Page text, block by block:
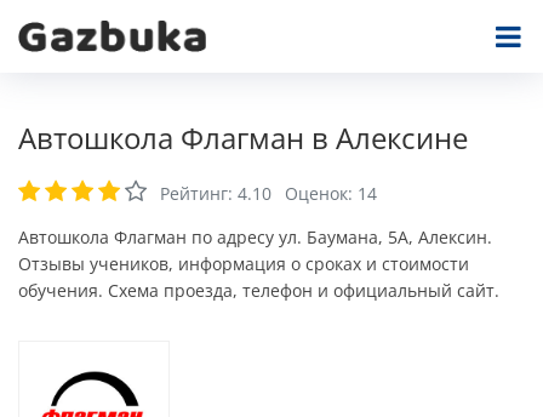
Автошкола Флагман в Алексине
Рейтинг: 4.10 Оценок: 14
Автошкола Флагман по адресу ул. Баумана, 5А, Алексин.
Отзывы учеников, информация о сроках и стоимости
обучения. Схема проезда, телефон и официальный сайт.